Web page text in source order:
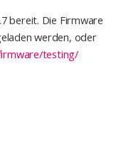
bereit. Die Firmware
werden, oder
testing/